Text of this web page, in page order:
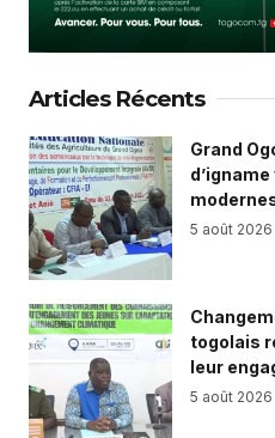
Articles Récents
Grand
5 août 2026
togolais
leur
5 août 2026